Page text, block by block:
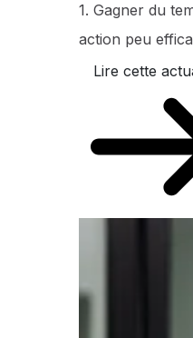
1. Gagner du
action peu
Lire cette